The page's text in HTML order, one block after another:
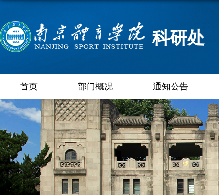
科研处
首页 部门概况 通知公告